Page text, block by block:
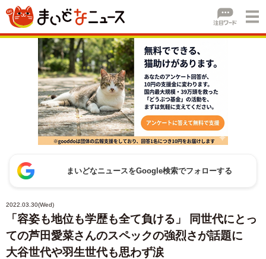
まいどなニュースをGoogle検索でフォローする
2022.03.30(Wed)
「容姿も地位も学歴も全て負ける」 同世代にとっ
ての芦田愛菜さんのスペックの強烈さが話題に
大谷世代や羽生世代も思わず涙